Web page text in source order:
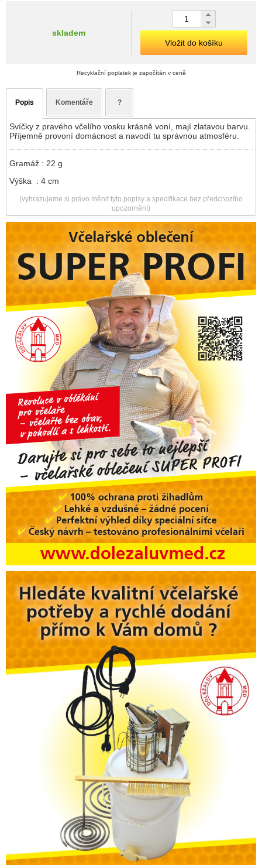
skladem
Vložit do košíku
Recyklační poplatek je započítán v ceně
Popis Komentáře ?
Svíčky z pravého včelího vosku krásně voní, mají zlatavou barvu.
Příjemně provoní domácnost a navodí tu správnou atmosféru.
Gramáž : 22 g
Výška : 4 cm
(vyhrazujeme si právo měnit tyto popisy a specifikace bez předchozího
upozornění)